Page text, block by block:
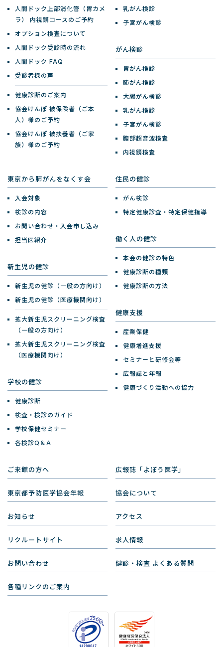
人間ドック上部消化管（胃カメ
ラ）
内視鏡コースのご予約
オプション検査について
人間ドック受診時の流れ
人間ドック FAQ
受診者様の声
健康診断のご案内
協会けんぽ 被保険者（ご本
人）様のご予約
協会けんぽ 被扶養者（ご家
族）様のご予約
乳がん検診
子宮がん検診
がん検診
胃がん検診
肺がん検診
大腸がん検診
乳がん検診
子宮がん検診
腹部超音波検査
内視鏡検査
東京から肺がんをなくす会
入会対象
検診の内容
お問い合わせ・入会申し込み
担当医紹介
新生児の健診
新生児の健診（一般の方向け）
新生児の健診（医療機関向け）
拡大新生児スクリーニング検査
（一般の方向け）
拡大新生児スクリーニング検査
（医療機関向け）
学校の健診
健康診断
検査・検診のガイド
学校保健セミナー
各検診Q＆A
住民の健診
がん検診
特定健康診査・特定保健指導
働く人の健診
本会の健診の特色
健康診断の種類
健康診断の方法
健康支援
産業保健
健康増進支援
セミナーと研修会等
広報誌と年報
健康づくり活動への協力
ご来館の方へ 広報誌「よぼう医学」
東京都予防医学協会年報 協会について
お知らせ アクセス
リクルートサイト 求人情報
お問い合わせ 健診・検査 よくある質問
各種リンクのご案内